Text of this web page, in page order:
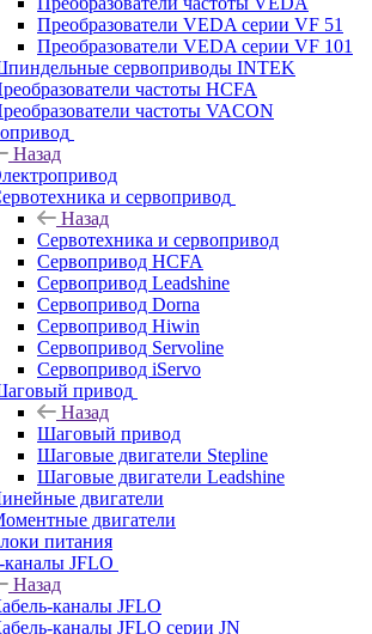
Преобразователи VEDA серии VF 51
Преобразователи VEDA серии VF 101
сервоприводы INTEK
частоты HCFA
частоты VACON
Назад
и сервопривод
Назад
Сервотехника и сервопривод
Сервопривод HCFA
Сервопривод Leadshine
Сервопривод Dorna
Сервопривод Hiwin
Сервопривод Servoline
Сервопривод iServo
привод
Назад
Шаговый привод
Шаговые двигатели Stepline
Шаговые двигатели Leadshine
двигатели
двигатели
питания
каналы JFLO
Назад
каналы JFLO
каналы JFLO серии JN